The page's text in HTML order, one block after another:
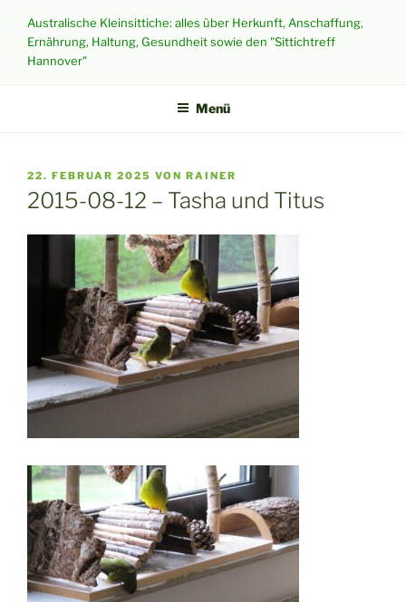
Inhalt
springen
Australische Kleinsittiche: alles über Herkunft, Anschaffung,
Ernährung, Haltung, Gesundheit sowie den "Sittichtreff
Hannover"
Menü
VERÖFFENTLICHT
AM
22. FEBRUAR 2025 VON RAINER
2015-08-12 – Tasha und Titus